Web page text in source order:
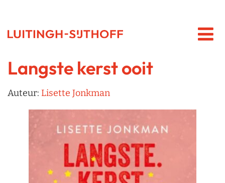
Langste kerst ooit
Auteur: Lisette Jonkman